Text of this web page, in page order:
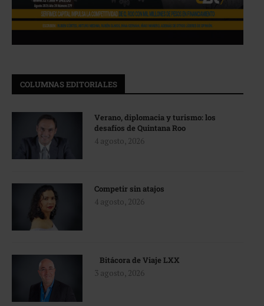
COLUMNAS EDITORIALES
Verano, diplomacia y turismo: los
desafíos de Quintana Roo
4 agosto, 2026
Competir sin atajos
4 agosto, 2026
Bitácora de Viaje LXX
3 agosto, 2026